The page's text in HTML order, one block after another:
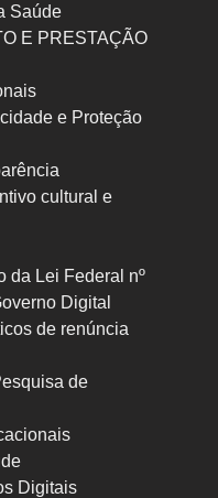
Saúde
E PRESTAÇÃO
e Proteção
cultural e
da Lei Federal nº
Digital
de renúncia
de
Digitais